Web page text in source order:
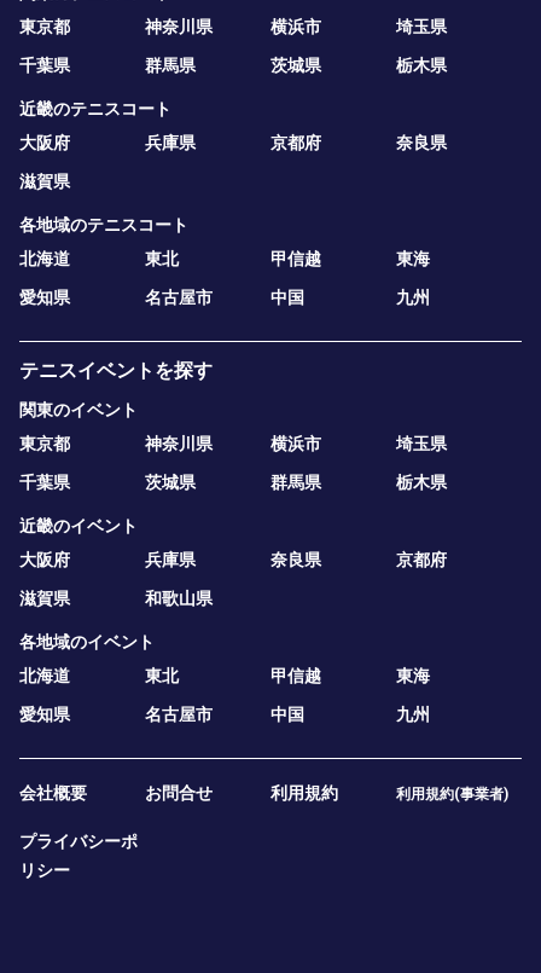
東京都
神奈川県 横浜市
埼玉県
千葉県
群馬県 茨城県 栃木県
近畿のテニスコート
大阪府
兵庫県 京都府
奈良県
滋賀県
各地域のテニスコート
北海道
東北 甲信越
東海
愛知県
名古屋市 中国 九州
テニスイベントを探す
関東のイベント
東京都
神奈川県 横浜市
埼玉県
千葉県
茨城県 群馬県 栃木県
近畿のイベント
大阪府
兵庫県 奈良県
京都府
滋賀県
和歌山県
各地域のイベント
北海道
東北 甲信越
東海
愛知県
名古屋市 中国 九州
会社概要 お問合せ 利用規約 利用規約(事業者)
プライバシーポ
リシー